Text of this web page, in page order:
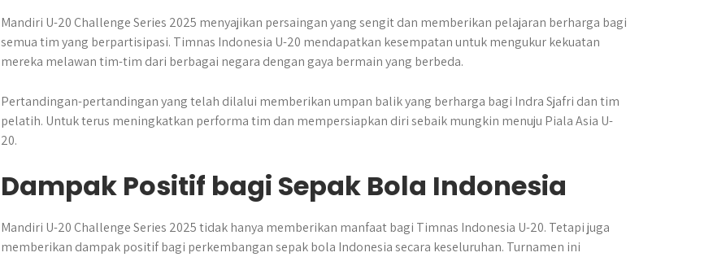
Mandiri U-20 Challenge Series 2025 menyajikan persaingan yang sengit dan memberikan pelajaran berharga bagi
semua tim yang berpartisipasi. Timnas Indonesia U-20 mendapatkan kesempatan untuk mengukur kekuatan
mereka melawan tim-tim dari berbagai negara dengan gaya bermain yang berbeda.
Pertandingan-pertandingan yang telah dilalui memberikan umpan balik yang berharga bagi Indra Sjafri dan tim
pelatih. Untuk terus meningkatkan performa tim dan mempersiapkan diri sebaik mungkin menuju Piala Asia U-
20.
Dampak Positif bagi Sepak Bola Indonesia
Mandiri U-20 Challenge Series 2025 tidak hanya memberikan manfaat bagi Timnas Indonesia U-20. Tetapi juga
memberikan dampak positif bagi perkembangan sepak bola Indonesia secara keseluruhan. Turnamen ini